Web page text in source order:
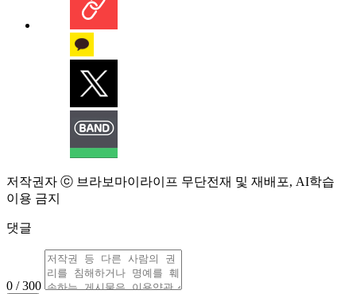
저작권자 ⓒ 브라보마이라이프 무단전재 및 재배포, AI학습
이용 금지
댓글
0 / 300